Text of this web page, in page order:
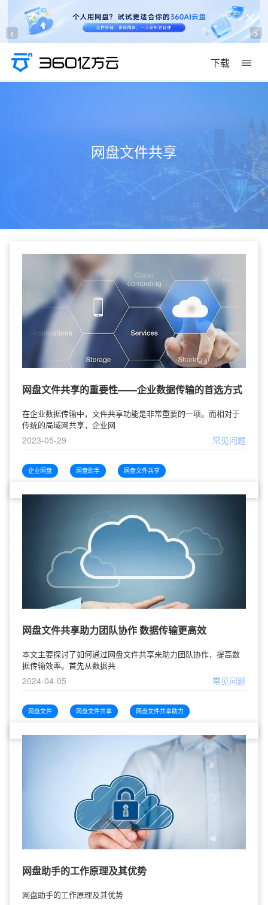
‹ ›
下载
网盘文件共享
网盘文件共享的重要性——企业数据传输的首选方式
在企业数据传输中，文件共享功能是非常重要的一项。而相对于
传统的局域网共享，企业网
2023-05-29 常见问题
企业网盘 网盘助手 网盘文件共享
网盘文件共享助力团队协作 数据传输更高效
本文主要探讨了如何通过网盘文件共享来助力团队协作，提高数
据传输效率。首先从数据共
2024-04-05 常见问题
网盘文件 网盘文件共享 网盘文件共享助力
网盘助手的工作原理及其优势
网盘助手的工作原理及其优势